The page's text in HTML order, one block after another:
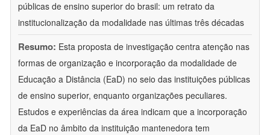
públicas de ensino superior do brasil: um retrato da
institucionalização da modalidade nas últimas três décadas
Resumo: Esta proposta de investigação centra atenção nas
formas de organização e incorporação da modalidade de
Educação a Distância (EaD) no seio das instituições públicas
de ensino superior, enquanto organizações peculiares.
Estudos e experiências da área indicam que a incorporação
da EaD no âmbito da instituição mantenedora tem